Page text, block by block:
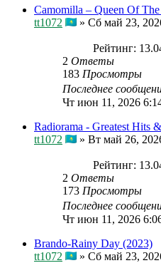
Camomilla – Queen Of
tt1072
» Сб май 23,
Рейтинг:
2 Ответы
183 Просмотры
Последнее
Чт июн 11, 2026
Radiorama - Greatest Hits
tt1072
» Вт май 26,
Рейтинг:
2 Ответы
173 Просмотры
Последнее
Чт июн 11, 2026
Brando-Rainy Day (2023)
tt1072
» Сб май 23,